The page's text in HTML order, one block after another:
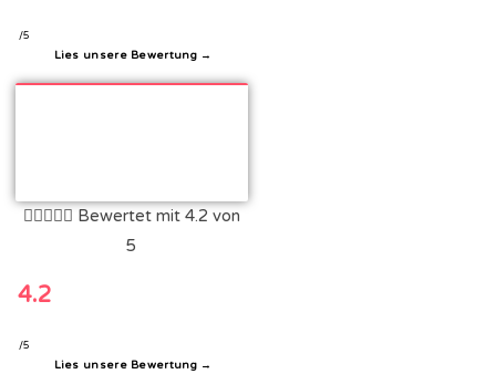
/5
Lies unsere Bewertung →
 Bewertet mit 4.2 von
5
4.2
/5
Lies unsere Bewertung →